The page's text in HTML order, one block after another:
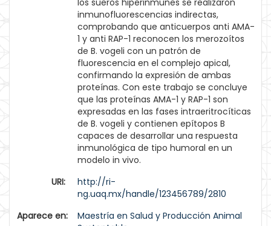
los sueros hiperinmunes se realizaron
inmunofluorescencias indirectas,
comprobando que anticuerpos anti AMA-
1 y anti RAP-1 reconocen los merozoítos
de B. vogeli con un patrón de
fluorescencia en el complejo apical,
confirmando la expresión de ambas
proteínas. Con este trabajo se concluye
que las proteínas AMA-1 y RAP-1 son
expresadas en las fases intraeritrocíticas
de B. vogeli y contienen epítopos B
capaces de desarrollar una respuesta
inmunológica de tipo humoral en un
modelo in vivo.
URI:
http://ri-
ng.uaq.mx/handle/123456789/2810
Aparece en:
Maestría en Salud y Producción Animal